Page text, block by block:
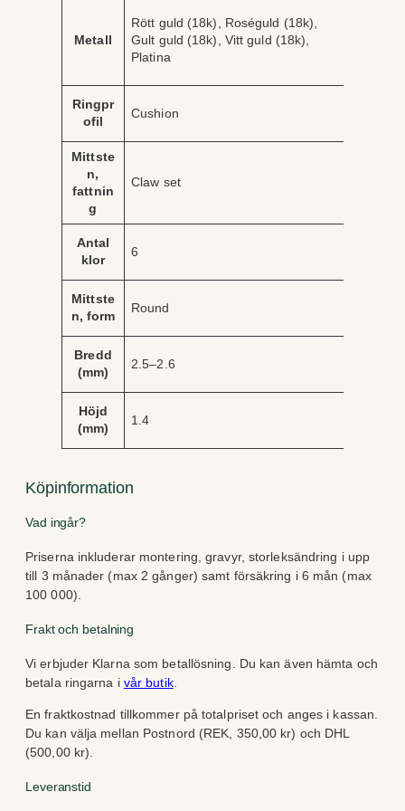
ri
ä
e
Metall
Rött guld (18k), Roséguld (18k),
Gult guld (18k), Vitt guld (18k),
Platina
Ringpr
ofil
Cushion
Mittste
n,
fattnin
g
Claw set
Antal
klor
6
Mittste
n, form
Round
Bredd
(mm)
2.5–2.6
Höjd
(mm)
1.4
Köpinformation
Vad ingår?
Priserna inkluderar montering, gravyr, storleksändring i upp
till 3 månader (max 2 gånger) samt försäkring i 6 mån (max
100 000).
Frakt och betalning
Vi erbjuder Klarna som betallösning. Du kan även hämta och
betala ringarna i vår butik.
En fraktkostnad tillkommer på totalpriset och anges i kassan.
Du kan välja mellan Postnord (REK, 350,00 kr) och DHL
(500,00 kr).
Leveranstid